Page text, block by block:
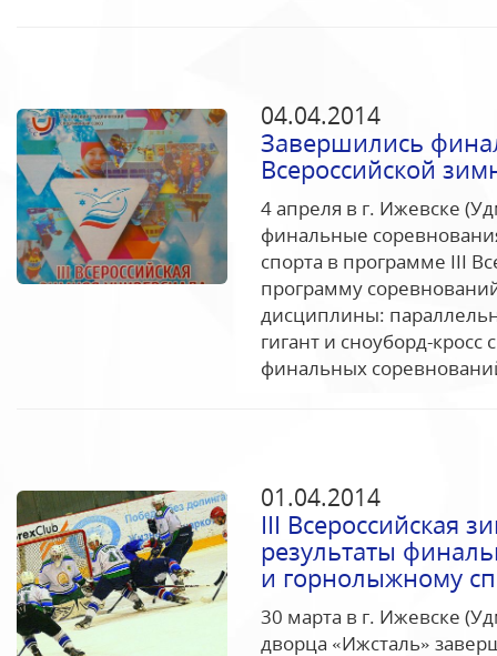
04.04.2014
Завершились
Всероссийской
4 апреля в г. Ижевске
финальные
спорта в программе III
программу
дисциплины:
гигант и сноуборд-
финальных
01.04.2014
III Всероссийская
результаты
и горнолыжному
30 марта в г. Ижевске
дворца «Ижсталь»